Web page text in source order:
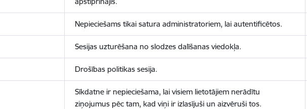
Nepieciešams tikai satura administratoriem, lai autentificētos.
Sesijas uzturēšana no slodzes dalīšanas viedokļa.
Drošības politikas sesija.
Sīkdatne ir nepieciešama, lai visiem lietotājiem nerādītu
ziņojumus pēc tam, kad viņi ir izlasījuši un aizvēruši tos.